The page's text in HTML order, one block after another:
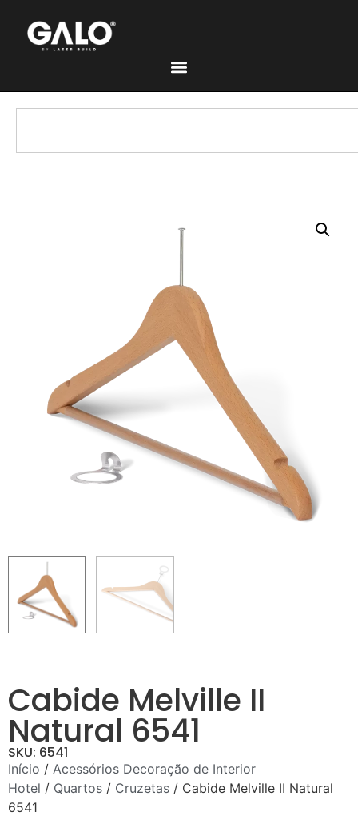
Cabide Melville II
Natural 6541
SKU: 6541
Início / Acessórios Decoração de Interior
Hotel / Quartos / Cruzetas / Cabide Melville II Natural
6541